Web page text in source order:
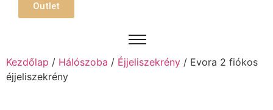
Outlet
Kezdőlap / Hálószoba / Éjjeliszekrény / Evora 2 fiókos
éjjeliszekrény